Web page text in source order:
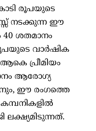
രൂപയുടെ
നടക്കുന്ന ഈ
ശതമാനം
വാർഷിക
പ്രീമിയം
ആരോഗ്യ
ഈ രംഗത്തെ